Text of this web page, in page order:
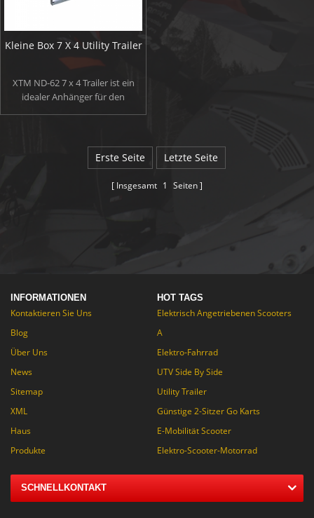
Kleine Box 7 X 4 Utility Trailer
XTM ND-62 7 x 4 Trailer ist ein
idealer Anhänger für den
und camping/fahren Ferien mit
der Familie. In der Lage, eine
schwere Last tragen. Stützrad,
Schmutzfänger, led-leuchten
Erste Seite Letzte Seite
Insgesamt 1 Seiten
INFORMATIONEN
Kontaktieren Sie Uns
Blog
Über Uns
News
Sitemap
XML
Haus
Produkte
HOT TAGS
Elektrisch Angetriebenen Scooters
A
Elektro-Fahrrad
UTV Side By Side
Utility Trailer
Günstige 2-Sitzer Go Karts
E-Mobilität Scooter
Elektro-Scooter-Motorrad
SCHNELLKONTAKT